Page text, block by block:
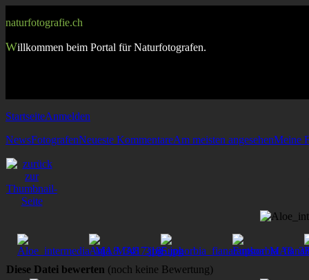
naturfotografie.ch
Willkommen beim Portal für Naturfotografen.
StartseiteAnmelden
NewsFotografenNeueste KommentareAm meisten angesehenMeine
Diese Datei bewerten (noch keine Bewertung)